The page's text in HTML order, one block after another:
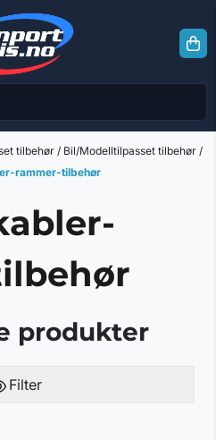
tilbehør / Bil/Modelltilpasset tilbehør /
rammer-tilbehør
produkter
Filter